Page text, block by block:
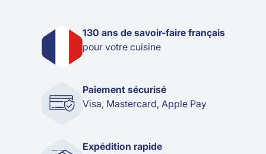
130 ans de savoir-faire français
pour votre cuisine
Paiement sécurisé
Visa, Mastercard, Apple Pay
Expédition rapide